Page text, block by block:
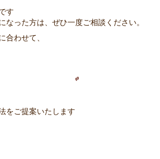
す
なった方は、ぜひ一度ご相談ください。
合わせて、
をご提案いたします